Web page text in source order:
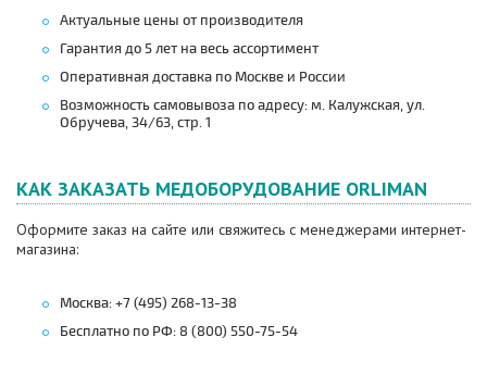
Актуальные цены от производителя
Гарантия до 5 лет на весь ассортимент
Оперативная доставка по Москве и России
Возможность самовывоза по адресу: м. Калужская, ул.
Обручева, 34/63, стр. 1
КАК ЗАКАЗАТЬ МЕДОБОРУДОВАНИЕ ORLIMAN
Оформите заказ на сайте или свяжитесь с менеджерами интернет-
магазина:
Москва: +7 (495) 268-13-38
Бесплатно по РФ: 8 (800) 550-75-54